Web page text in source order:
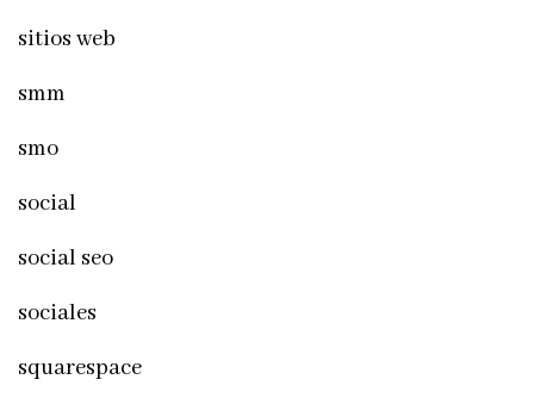
sitios web
smm
smo
social
social seo
sociales
squarespace